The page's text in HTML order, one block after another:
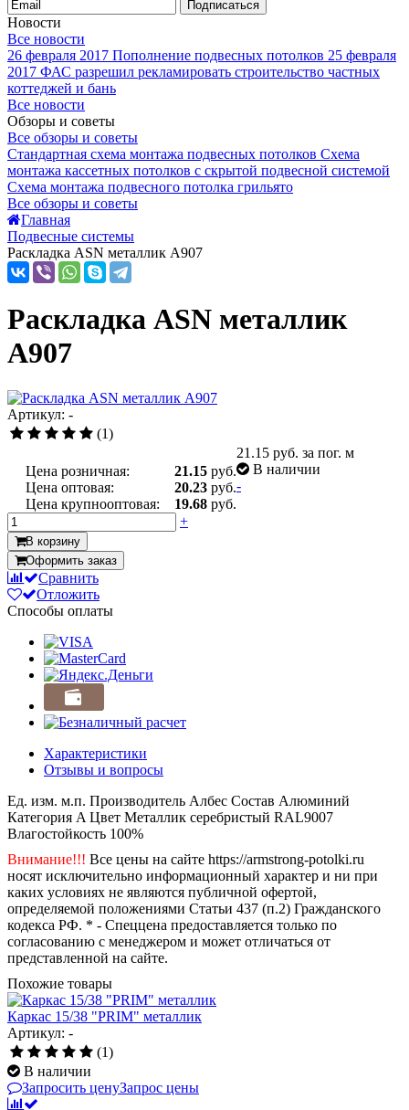
Подписаться
Новости
Все новости
26 февраля 2017 Пополнение подвесных потолков 25 февраля
2017 ФАС разрешил рекламировать строительство частных
коттеджей и бань
Все новости
Обзоры и советы
Все обзоры и советы
Стандартная схема монтажа подвесных потолков Схема
монтажа кассетных потолков с скрытой подвесной системой
Схема монтажа подвесного потолка грильято
Все обзоры и советы
Главная
Подвесные системы
Раскладка ASN металлик А907
Раскладка ASN металлик
А907
Артикул: -
(1)
Цена розничная: 21.15 руб.
Цена оптовая:
20.23 руб.
Цена крупнооптовая:
19.68 руб.
21.15 руб. за пог. м
В наличии
-
+
В корзину
Оформить заказ
Сравнить
Отложить
Способы оплаты
Характеристики
Отзывы и вопросы
Ед. изм. м.п. Производитель Албес Состав Алюминий
Категория A Цвет Металлик серебристый RAL9007
Влагостойкость 100%
Внимание!!! Все цены на сайте https://armstrong-potolki.ru
носят исключительно информационный характер и ни при
каких условиях не являются публичной офертой,
определяемой положениями Статьи 437 (п.2) Гражданского
кодекса РФ. * - Спеццена предоставляется только по
согласованию с менеджером и может отличаться от
представленной на сайте.
Похожие товары
Каркас 15/38 "PRIM" металлик
Артикул: -
(1)
В наличии
Запросить ценуЗапрос цены